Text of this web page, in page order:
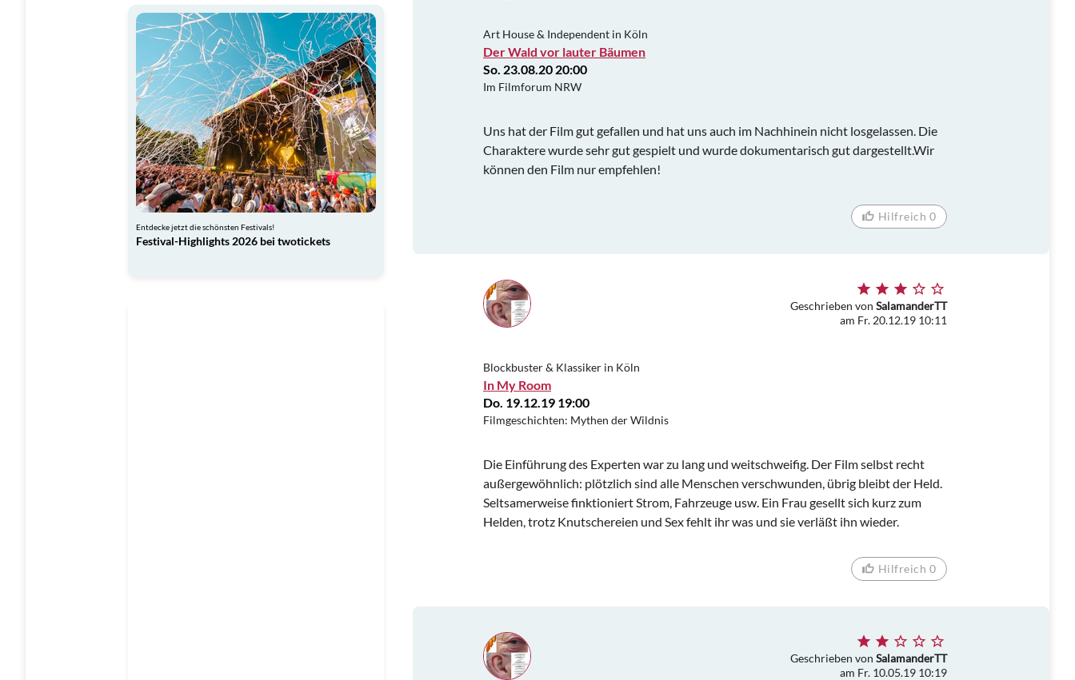
Entdecke jetzt die schönsten Festivals!
Festival-Highlights 2026 bei twotickets
Art House & Independent in Köln
Der Wald vor lauter Bäumen
So. 23.08.20 20:00
Im Filmforum NRW
Uns hat der Film gut gefallen und hat uns auch im Nachhinein nicht losgelassen. Die
Charaktere wurde sehr gut gespielt und wurde dokumentarisch gut dargestellt.Wir
können den Film nur empfehlen!
Hilfreich 0
Geschrieben von SalamanderTT
am Fr. 20.12.19 10:11
Blockbuster & Klassiker in Köln
In My Room
Do. 19.12.19 19:00
Filmgeschichten: Mythen der Wildnis
Die Einführung des Experten war zu lang und weitschweifig. Der Film selbst recht
außergewöhnlich: plötzlich sind alle Menschen verschwunden, übrig bleibt der Held.
Seltsamerweise finktioniert Strom, Fahrzeuge usw. Ein Frau gesellt sich kurz zum
Helden, trotz Knutschereien und Sex fehlt ihr was und sie verläßt ihn wieder.
Hilfreich 0
Geschrieben von SalamanderTT
am Fr. 10.05.19 10:19